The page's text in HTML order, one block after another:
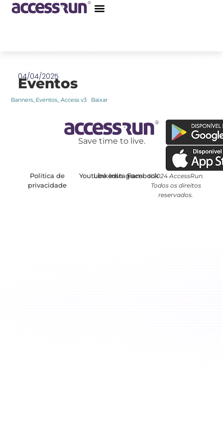
para
Eventos
04/04/2025
Banners_Eventos_Access v3 Baixar
Save time to live.
Politica de
privacidade
©2024 AccessRun.
Todos os direitos
reservados.
YoutubeLinkedinInstagramFacebook